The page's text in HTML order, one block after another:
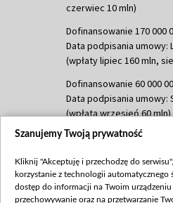
czerwiec 10 mln)
Dofinansowanie 170 000
Data podpisania umowy:
(wpłaty lipiec 160 mln,
Dofinansowanie 60 000
Data podpisania umowy:
(wpłata wrzesień 60 mln)
Dofinansowanie 635 783
(wpłata wrzesień 100
mln, listopad 265 mln)
Szanujemy Twoją prywatność
Kliknij "Akceptuję i przechodzę do
korzystanie z technologii automatycznego
dostęp do informacji na Twoim
przechowywanie oraz na przetwarzanie